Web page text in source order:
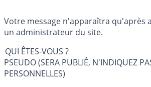
Votre message n'apparaîtra qu'après
un administrateur du site.
QUI ÊTES-VOUS ?
PSEUDO (SERA PUBLIÉ, N'INDIQUEZ
PERSONNELLES)